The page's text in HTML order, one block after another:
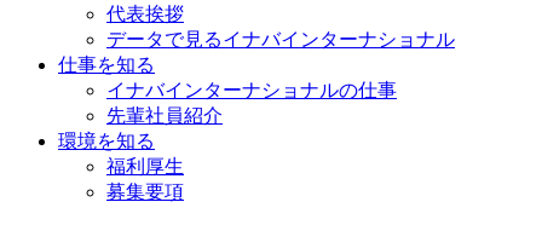
代表挨拶
データで見るイナバインターナショナル
仕事を知る
イナバインターナショナルの仕事
先輩社員紹介
環境を知る
福利厚生
募集要項